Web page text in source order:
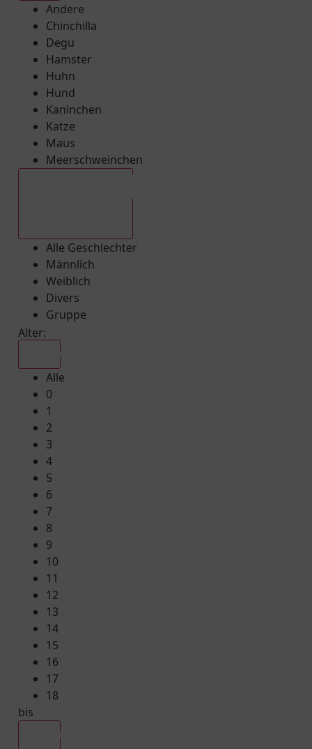
Andere
Chinchilla
Degu
Hamster
Huhn
Hund
Kaninchen
Katze
Maus
Meerschweinchen
Alle Geschlechter
Männlich
Weiblich
Divers
Gruppe
Alter:
Alle
0
1
2
3
4
5
6
7
8
9
10
11
12
13
14
15
16
17
18
bis